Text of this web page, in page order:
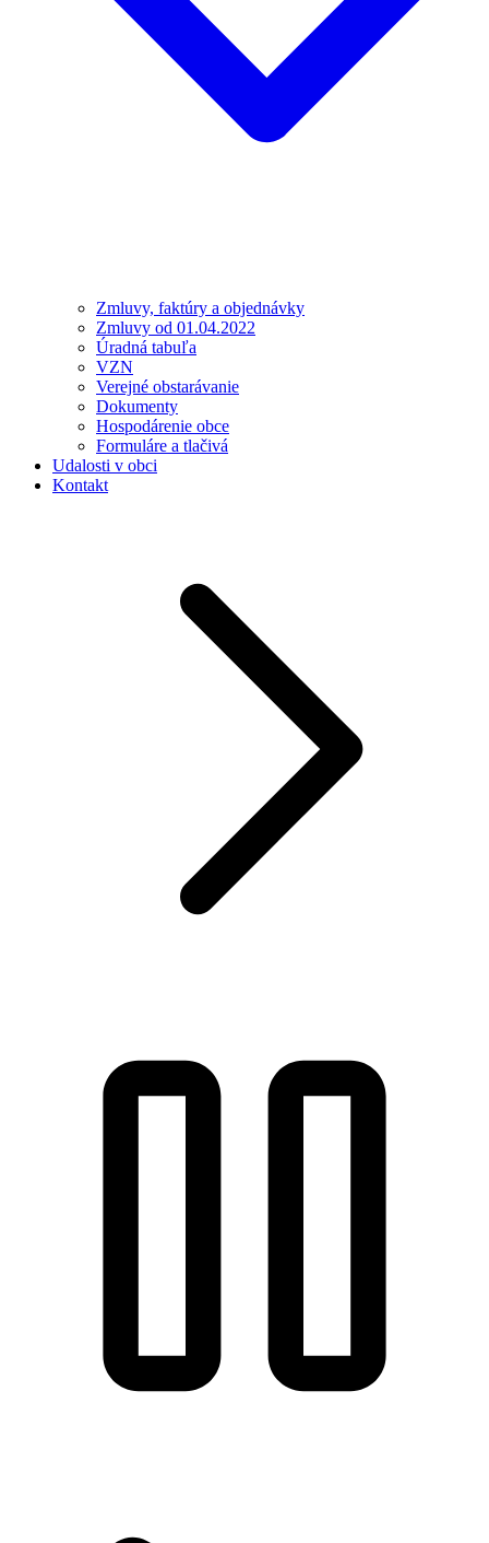
Zmluvy, faktúry a objednávky
Zmluvy od 01.04.2022
Úradná tabuľa
VZN
Verejné obstarávanie
Dokumenty
Hospodárenie obce
Formuláre a tlačivá
Udalosti v obci
Kontakt